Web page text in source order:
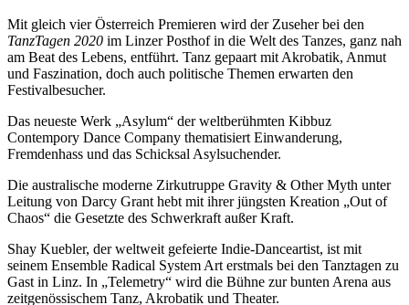
Mit gleich vier Österreich Premieren wird der Zuseher bei den
TanzTagen 2020 im Linzer Posthof in die Welt des Tanzes, ganz nah
am Beat des Lebens, entführt. Tanz gepaart mit Akrobatik, Anmut
und Faszination, doch auch politische Themen erwarten den
Festivalbesucher.
Das neueste Werk „Asylum“ der weltberühmten Kibbuz
Contempory Dance Company thematisiert Einwanderung,
Fremdenhass und das Schicksal Asylsuchender.
Die australische moderne Zirkutruppe Gravity & Other Myth unter
Leitung von Darcy Grant hebt mit ihrer jüngsten Kreation „Out of
Chaos“ die Gesetzte des Schwerkraft außer Kraft.
Shay Kuebler, der weltweit gefeierte Indie-Danceartist, ist mit
seinem Ensemble Radical System Art erstmals bei den Tanztagen zu
Gast in Linz. In „Telemetry“ wird die Bühne zur bunten Arena aus
zeitgenössischem Tanz, Akrobatik und Theater.